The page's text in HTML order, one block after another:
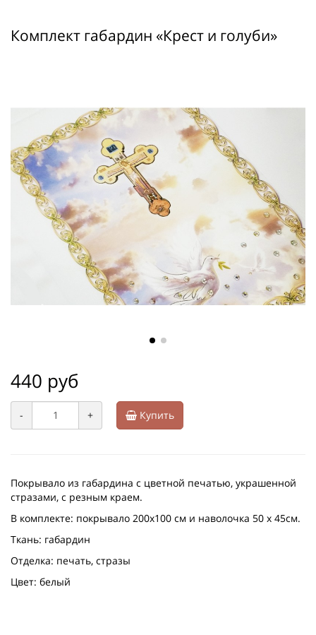
Комплект габардин «Крест и голуби»
440 руб
- + Купить
Покрывало из габардина с цветной печатью, украшенной
стразами, с резным краем.
В комплекте: покрывало 200х100 см и наволочка 50 х 45см.
Ткань: габардин
Отделка: печать, стразы
Цвет: белый